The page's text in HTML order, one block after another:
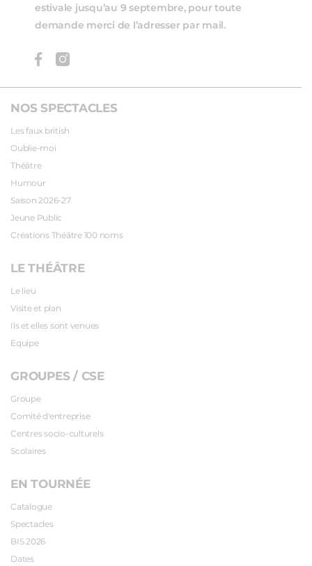
NOS SPECTACLES
Les faux british
Oublie-moi
Théâtre
Humour
Saison 2026-27
Jeune Public
Créations Théâtre 100 noms
LE THÉÂTRE
Le lieu
Visite et plan
Ils et elles sont venues
Equipe
GROUPES / CSE
Groupe
Comité d'entreprise
Centres socio-culturels
Scolaires
EN TOURNÉE
Catalogue
Spectacles
BIS 2026
Dates
estivale jusqu’au 9 septembre, pour toute
demande merci de l’adresser par mail.